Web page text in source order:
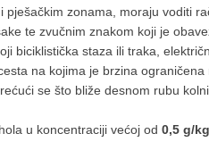
zonama, moraju voditi
te zvučnim znakom koji je
biciklistička staza ili traka,
na kojima je brzina ograničena
se što bliže desnom rubu
u koncentraciji većoj od 0,5 g/kg